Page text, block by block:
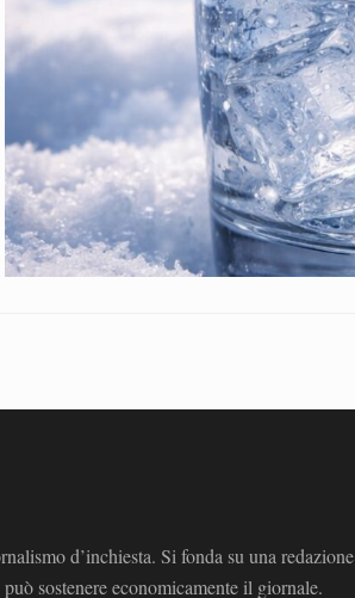
d’inchiesta. Si fonda su una redazione
sostenere economicamente il giornale.